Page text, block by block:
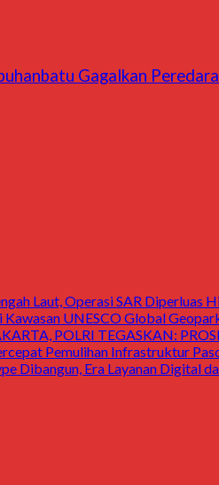
Gagalkan
Laut, Operasi SAR Diperluas
UNESCO Global
POLRI TEGASKAN:
Pemulihan Infrastruktur
Dibangun, Era Layanan Digital